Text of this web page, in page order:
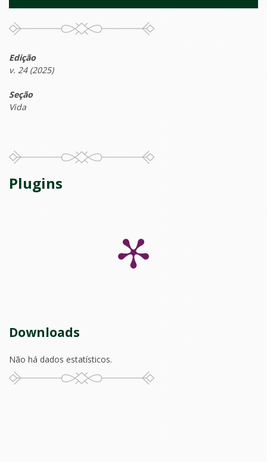
Edição
v. 24 (2025)
Seção
Vida
Plugins
Downloads
Não há dados estatísticos.